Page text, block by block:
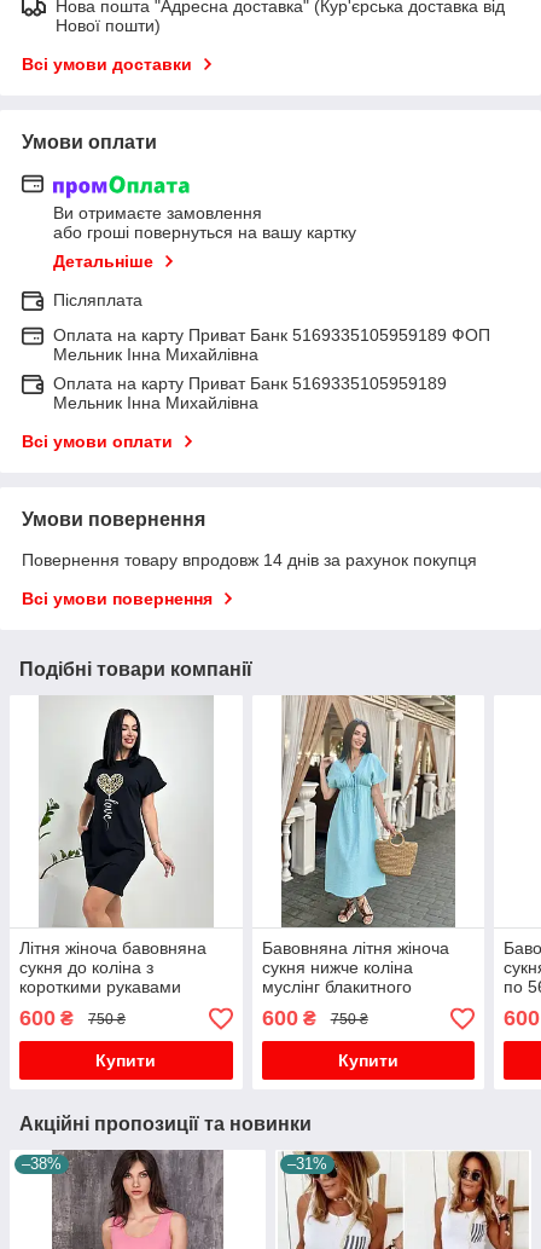
Нова пошта "Адресна доставка" (Кур'єрська доставка від
Нової пошти)
Всі умови доставки
Умови оплати
Ви отримаєте замовлення
або гроші повернуться на вашу картку
Детальніше
Післяплата
Оплата на карту Приват Банк 5169335105959189 ФОП
Мельник Інна Михайлівна
Оплата на карту Приват Банк 5169335105959189
Мельник Інна Михайлівна
Всі умови оплати
Умови повернення
Повернення товару впродовж 14 днів за рахунок покупця
Всі умови повернення
Подібні товари компанії
Літня жіноча бавовняна
сукня до коліна з
короткими рукавами
600 ₴ 750 ₴
Купити
Бавовняна літня жіноча
сукня нижче коліна
муслінг блакитного
розміру
600₴ 750 ₴
Купити
по
600
Акційні пропозиції та новинки
–38% –31%